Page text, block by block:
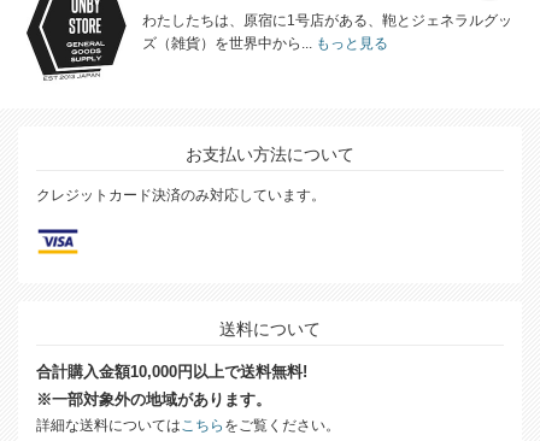
わたしたちは、原宿に1号店がある、鞄とジェネラルグッ
ズ（雑貨）を世界中から...もっと見る
お支払い方法について
クレジットカード決済のみ対応しています。
送料について
合計購入金額10,000円以上で送料無料!
※一部対象外の地域があります。
詳細な送料についてはこちら をご覧ください。